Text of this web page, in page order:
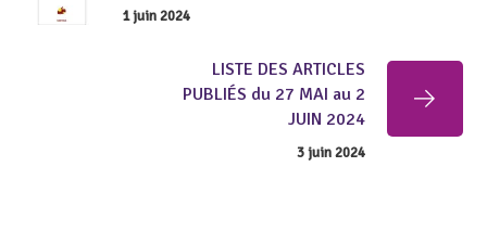
1 juin 2024
LISTE DES ARTICLES
PUBLIÉS du 27 MAI au 2
JUIN 2024
3 juin 2024